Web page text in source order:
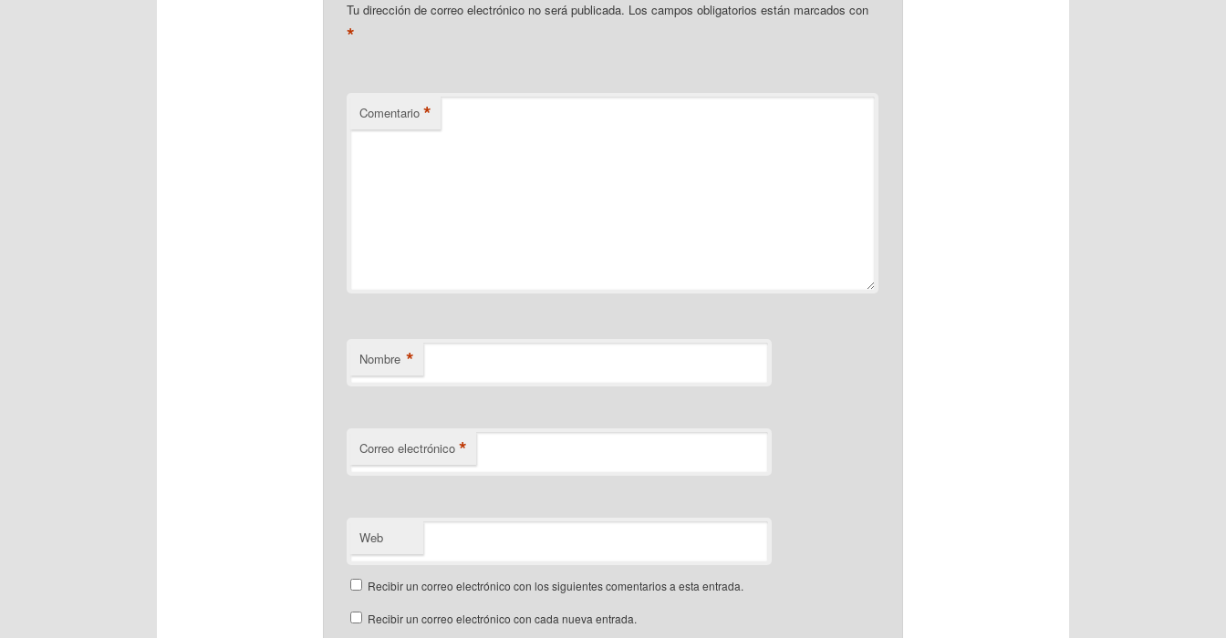
Tu dirección de correo electrónico no será publicada. Los campos obligatorios están marcados con
*
Comentario *
Nombre *
Correo electrónico *
Web
Recibir un correo electrónico con los siguientes comentarios a esta entrada.
Recibir un correo electrónico con cada nueva entrada.